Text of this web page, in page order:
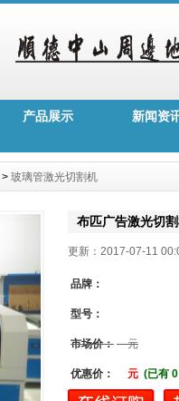
产品展示 新闻资
> 玻璃管激光切割机
布匹广告激光切
更新：2017-07-11
品牌：
型号：
市场价： 元
优惠价： 元 (已有